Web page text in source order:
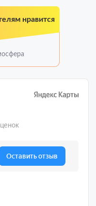
нравится